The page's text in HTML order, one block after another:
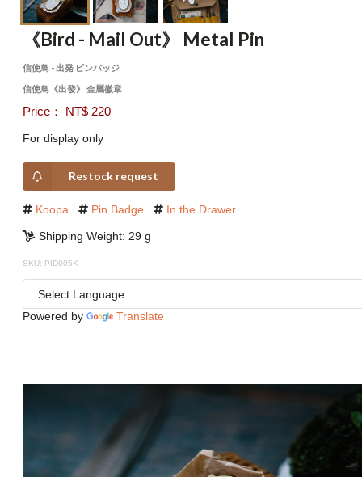
《Bird - Mail Out》 Metal Pin
信使鳥 - 出発 ピンバッジ
信使鳥《出發》 金屬徽章
Price： NT$ 220
For display only
Restock request
Koopa Pin Badge In the Drawer
Shipping Weight: 29 g
SKU: PID005K
Powered by Translate